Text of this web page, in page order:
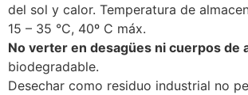
del sol y calor. Temperatura de
15 – 35 °C, 40º C máx.
No verter en desagües ni cuerpos de
biodegradable.
Desechar como residuo industrial no